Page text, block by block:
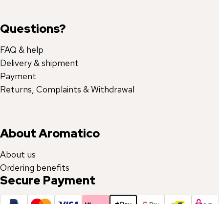
Questions?
FAQ & help
Delivery & shipment
Payment
Returns, Complaints & Withdrawal
About Aromatico
About us
Ordering benefits
Secure Payment